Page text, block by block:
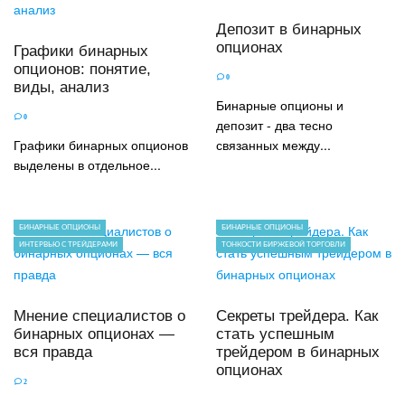
Графики бинарных
опционов: понятие,
виды, анализ
0
Графики бинарных опционов
выделены в отдельное...
Депозит в бинарных
опционах
0
Бинарные опционы и
депозит - два тесно
связанных между...
БИНАРНЫЕ ОПЦИОНЫ
ИНТЕРВЬЮ С ТРЕЙДЕРАМИ
Мнение специалистов о
бинарных опционах —
вся правда
2
БИНАРНЫЕ ОПЦИОНЫ
ТОНКОСТИ БИРЖЕВОЙ ТОРГОВЛИ
Секреты трейдера. Как
стать успешным
трейдером в бинарных
опционах